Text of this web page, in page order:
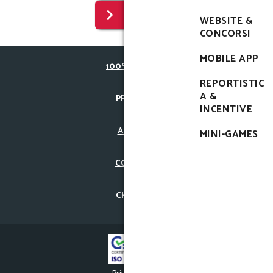
WEBSITE &
CONCORSI
MOBILE APP
REPORTISTIC
A &
INCENTIVE
MINI-GAMES
100% VIRTUAL
PROGETTI
ARTICOLI
CONTATTI
CHI SIAMO